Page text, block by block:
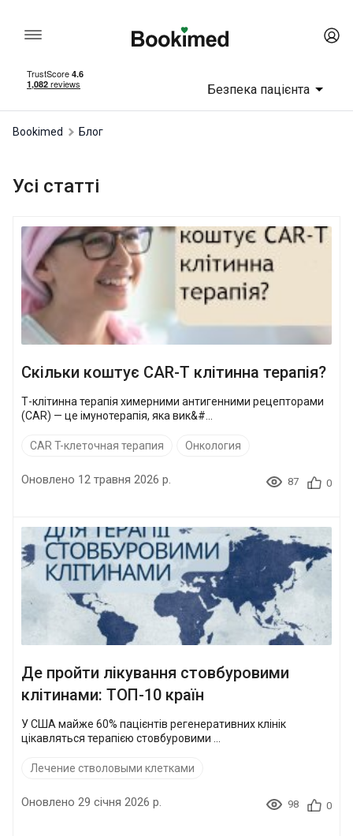
Безпека пацієнта
Bookimed Блог
Усі статті
Скільки коштує CAR-T клітинна терапія?
Т-клітинна терапія химерними антигенними рецепторами
(CAR) — це імунотерапія, яка вик&#...
CAR T-клеточная терапия Онкология
Оновлено 12 травня 2026 р. 87 0
Де пройти лікування стовбуровими
клітинами: ТОП-10 країн
У США майже 60% пацієнтів регенеративних клінік
Лечение стволовыми клетками
Оновлено 29 січня 2026 р. 98 0